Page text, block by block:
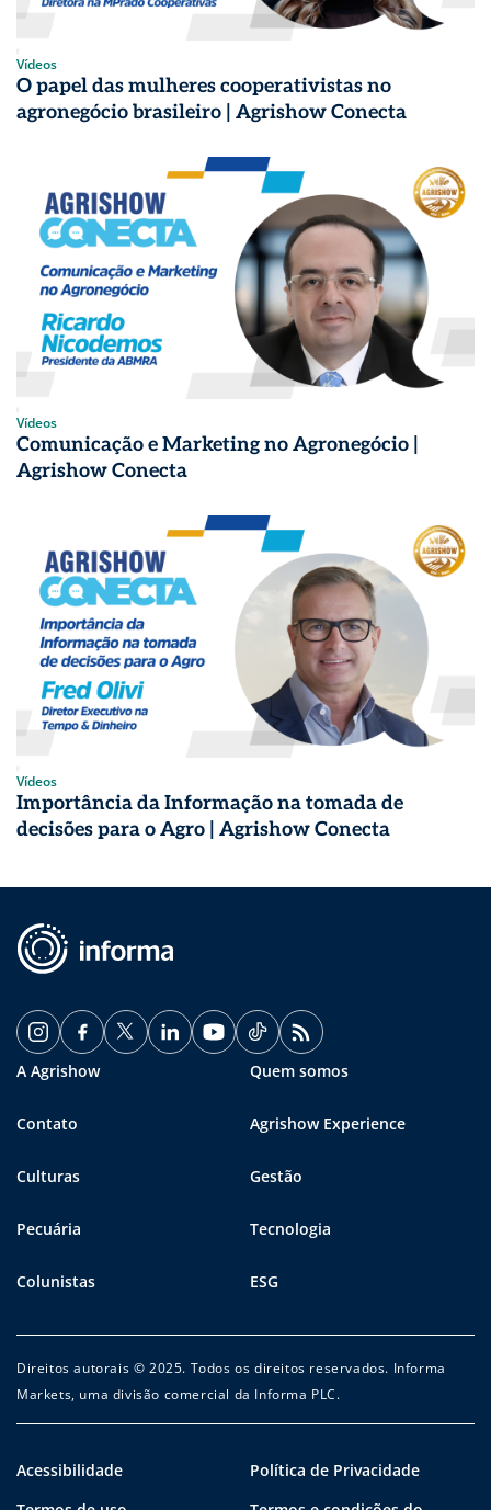
Vídeos
O papel das mulheres cooperativistas no
agronegócio brasileiro | Agrishow Conecta
Vídeos
Comunicação e Marketing no Agronegócio |
Agrishow Conecta
Vídeos
Importância da Informação na tomada de
decisões para o Agro | Agrishow Conecta
A Agrishow Quem somos
Contato Agrishow Experience
Culturas Gestão
Pecuária Tecnologia
Colunistas ESG
Direitos autorais © 2025. Todos os direitos reservados. Informa
Markets, uma divisão comercial da Informa PLC.
Acessibilidade
Política de Privacidade